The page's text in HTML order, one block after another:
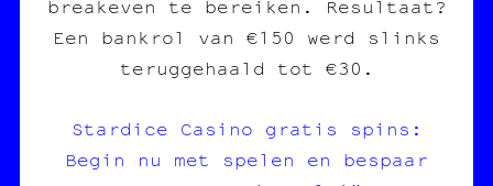
breakeven te bereiken. Resultaat?
Een bankrol van €150 werd slinks
teruggehaald tot €30.
Stardice Casino gratis spins:
Begin nu met spelen en bespaar